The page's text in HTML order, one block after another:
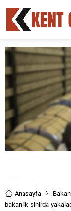
Anasayfa
bakanlik-sinirda-